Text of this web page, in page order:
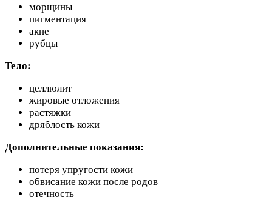
морщины
пигментация
акне
рубцы
Тело:
целлюлит
жировые отложения
растяжки
дряблость кожи
Дополнительные показания:
потеря упругости кожи
обвисание кожи после родов
отечность